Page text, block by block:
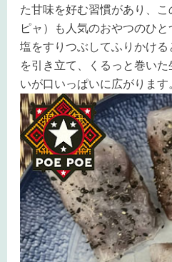
た甘味を好む習慣があり、
ピャ）も人気のおやつのひ
塩をすりつぶしてふりかけ
を引き立て、くるっと巻い
いが口いっぱいに広がります